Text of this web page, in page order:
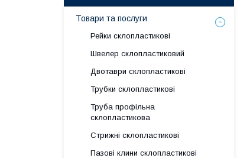
Товари та послуги
Рейки склопластикові
Швелер склопластиковий
Двотаври склопластикові
Трубки склопластикові
Труба профільна
склопластикова
Стрижні склопластикові
Пазові клини склопластикові